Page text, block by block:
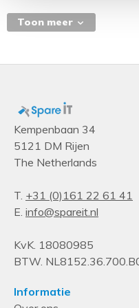
24 A
208 V
Stopcontacttypes
C13 stekker, C19 stekker
Aantal AC uitgangen
Design
Montage
Horizontaal
Rackcapaciteit
Soort
Toon meer
Kempenbaan 34
5121 DM Rijen
The Netherlands
T. +31 (0)161 22 61 41
E. info@spareit.nl
KvK. 18080985
BTW.
Informatie